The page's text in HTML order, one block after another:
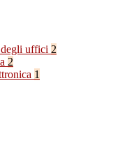
uffici 2
2
1